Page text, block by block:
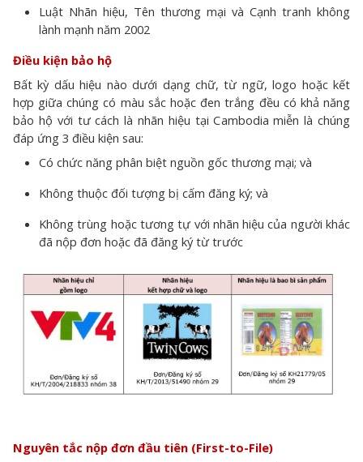
Luật Nhãn hiệu, Tên thương mại và Cạnh tranh không
lành mạnh năm 2002
Điều kiện bảo hộ
Bất kỳ dấu hiệu nào dưới dạng chữ, từ ngữ, logo hoặc kết
hợp giữa chúng có màu sắc hoặc đen trắng đều có khả năng
bảo hộ với tư cách là nhãn hiệu tại Cambodia miễn là chúng
đáp ứng 3 điều kiện sau:
Có chức năng phân biệt nguồn gốc thương mại; và
Không thuộc đối tượng bị cấm đăng ký; và
Không trùng hoặc tương tự với nhãn hiệu của người khác
đã nộp đơn hoặc đã đăng ký từ trước
Nguyên tắc nộp đơn đầu tiên (First-to-File)